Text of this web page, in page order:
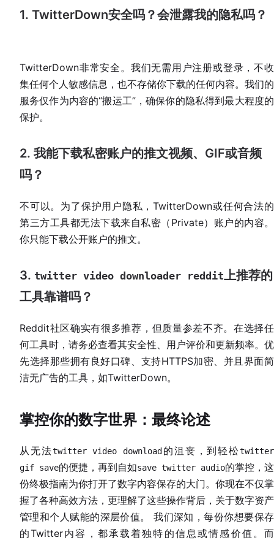
1. TwitterDown安全吗？会泄露我的隐私吗？
TwitterDown非常安全。我们无需用户注册或登录，不收
集任何个人敏感信息，也不存储你下载的任何内容。我们的
服务仅作为内容的“搬运工”，确保你的隐私得到最大程度的
保护。
2. 我能下载私密账户的推文视频、GIF或音频
吗？
不可以。为了保护用户隐私，TwitterDown或任何合法的
第三方工具都无法下载来自私密（Private）账户的内容。
你只能下载公开账户的推文。
3. twitter video downloader reddit上推荐的
工具靠谱吗？
Reddit社区确实有很多推荐，但质量参差不齐。在选择任
何工具时，请务必查看其安全性、用户评价和更新频率。优
先选择那些拥有良好口碑、支持HTTPS加密、并且界面简
洁无广告的工具，如TwitterDown。
掌控你的数字世界：最终论述
从无法twitter video download 的沮丧，到轻松twitter
gif save的便捷，再到自如save twitter audio的掌控，这
份终极指南为你打开了数字内容保存的大门。你现在不仅掌
握了各种高效方法，更理解了这些操作背后，关于数字资产
管理和个人赋能的深层价值。 我们深知，每份你想要保存
的Twitter内容，都承载着独特的信息或情感价值。而